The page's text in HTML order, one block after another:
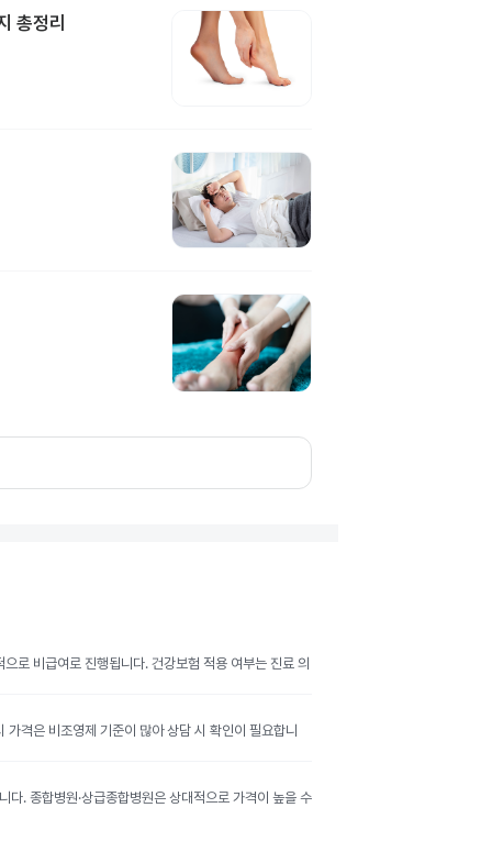
총정리
로 비급여로 진행됩니다. 건강보험 적용 여부는 진료 의
격은 비조영제 기준이 많아 상담 시 확인이 필요합니
. 종합병원·상급종합병원은 상대적으로 가격이 높을 수